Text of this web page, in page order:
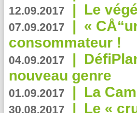
12.09.2017 | Le
07.09.2017 | «
consommateur !
04.09.2017 |
nouveau genre
01.09.2017 | La
30.08.2017 | Le «